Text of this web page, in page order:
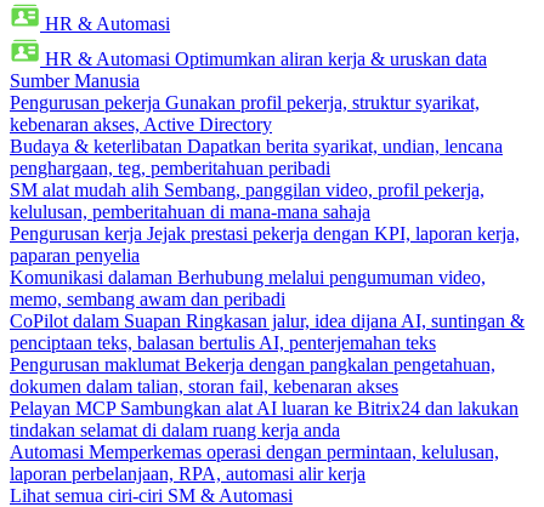
HR & Automasi
HR & Automasi Optimumkan aliran kerja & uruskan data
Sumber Manusia
Pengurusan pekerja Gunakan profil pekerja, struktur syarikat,
kebenaran akses, Active Directory
Budaya & keterlibatan Dapatkan berita syarikat, undian, lencana
penghargaan, teg, pemberitahuan peribadi
SM alat mudah alih Sembang, panggilan video, profil pekerja,
kelulusan, pemberitahuan di mana-mana sahaja
Pengurusan kerja Jejak prestasi pekerja dengan KPI, laporan kerja,
paparan penyelia
Komunikasi dalaman Berhubung melalui pengumuman video,
memo, sembang awam dan peribadi
CoPilot dalam Suapan Ringkasan jalur, idea dijana AI, suntingan &
penciptaan teks, balasan bertulis AI, penterjemahan teks
Pengurusan maklumat Bekerja dengan pangkalan pengetahuan,
dokumen dalam talian, storan fail, kebenaran akses
Pelayan MCP Sambungkan alat AI luaran ke Bitrix24 dan lakukan
tindakan selamat di dalam ruang kerja anda
Automasi Memperkemas operasi dengan permintaan, kelulusan,
laporan perbelanjaan, RPA, automasi alir kerja
Lihat semua ciri-ciri SM & Automasi